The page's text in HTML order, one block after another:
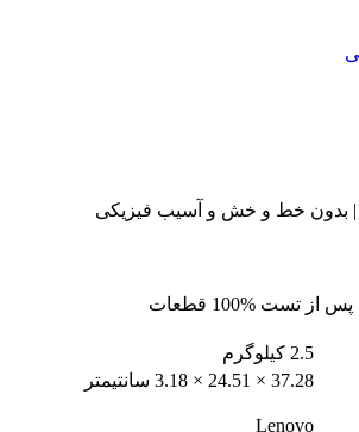
تست %100 قطعات
2.5 کیلوگرم
37.28 × 24.51 × 3.18 سانتیمتر
Lenovo